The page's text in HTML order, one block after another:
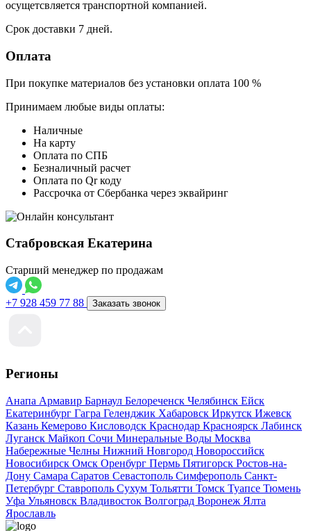
осущетсвляется транспортной компанией.
Срок доставки 7 дней.
Оплата
При покупке материалов без установки оплата 100 %
Принимаем любые виды оплаты:
Наличные
На карту
Оплата по СПБ
Безналичный расчет
Оплата по Qr коду
Рассрочка от Сбербанка через эквайринг
Стабровская Екатерина
Старший менеджер по продажам
+7 928 459 77 88 Заказать звонок
Регионы
Анапа Армавир Барнаул Белореченск Челябинск Ейск
Екатеринбург Гагра Геленджик Хабаровск Иркутск Ижевск
Казань Кемерово Кисловодск Краснодар Красноярск Лабинск
Луганск Майкоп Сочи Минеральные Воды Москва
Набережные Челны Нижний Новгород Новороссийск
Новосибирск Омск Оренбург Пермь Пятигорск Ростов-на-
Дону Самара Саратов Севастополь Симферополь Санкт-
Петербург Ставрополь Сухум Тольятти Томск Туапсе Тюмень
Уфа Ульяновск Владивосток Волгоград Воронеж Ялта
Ярославль